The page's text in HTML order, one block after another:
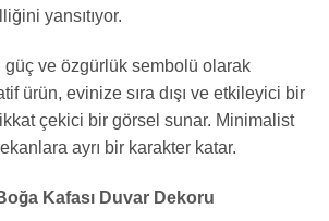
yansıtıyor.
güç ve özgürlük sembolü olarak
ürün, evinize sıra dışı ve etkileyici bir
çekici bir görsel sunar. Minimalist
ayrı bir karakter katar.
Kafası Duvar Dekoru